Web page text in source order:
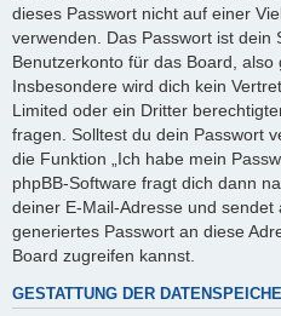
dieses Passwort nicht auf einer
verwenden. Das Passwort ist dein
Benutzerkonto für das Board, also
Insbesondere wird dich kein
Limited oder ein Dritter
fragen. Solltest du dein Passwort
die Funktion „Ich habe mein
phpBB-Software fragt dich dann
deiner E-Mail-Adresse und sendet
generiertes Passwort an diese
Board zugreifen kannst.
GESTATTUNG DER